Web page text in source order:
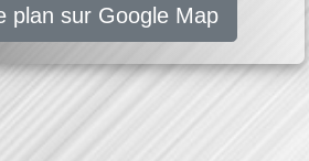
plan sur Google Map